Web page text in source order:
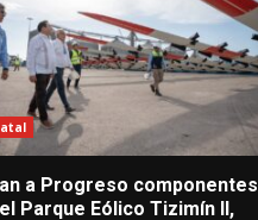
a Progreso componentes
Parque Eólico Tizimín II,